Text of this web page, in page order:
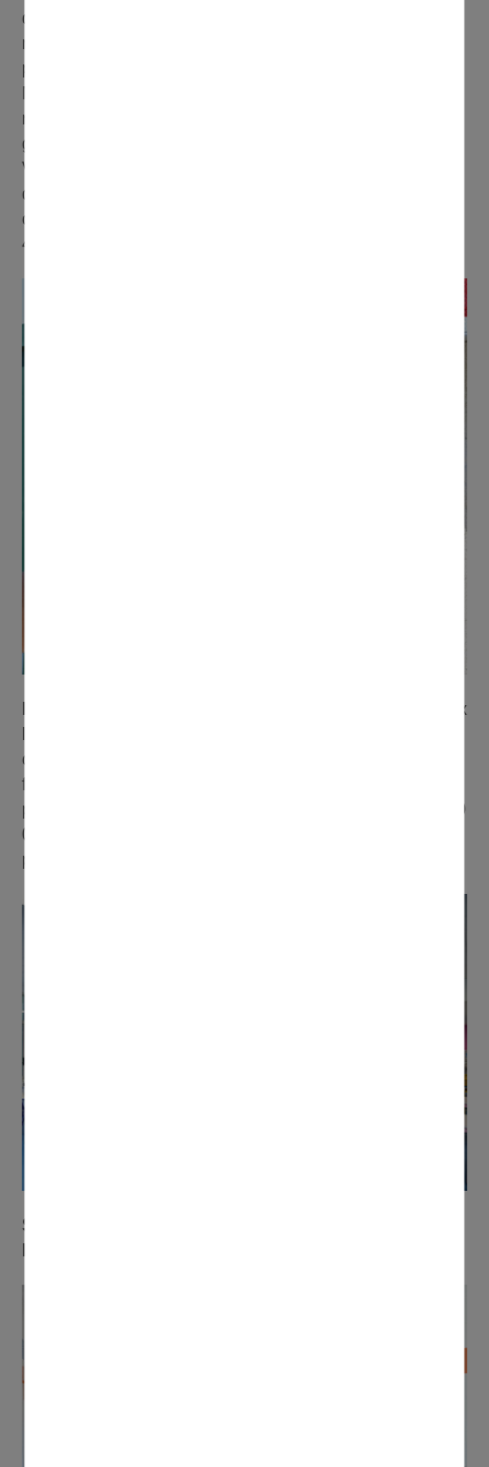
du Trou Normand ont été repeints. À noter que la
municipalité souhaite engager, en 2024, un vaste
programme de réfection des toitures et façades au Trou
réaliser des économies d'énergie. Un projet d'un coût
global estimé à environ 2,4 millions d'€ pour lequel la
Ville a envoyé plusieurs dossiers de subventions afin
d'obtenir un soutien financier indispensable pour boucler
ce budget élevé. L'État s'est déjà engagé à hauteur de
405 000 €.
a été doté de nouveaux
cantine, qui permettront de faire des économies sur la
facture d'électricité. Ils seront prochainement complétés
par 160 détecteurs de présence. Un investissement de 90
000 € pour la municipalité. L'office du groupe scolaire a
pour sa part été repeint.
Suite à un sinistre, l'office de l'école Pierre